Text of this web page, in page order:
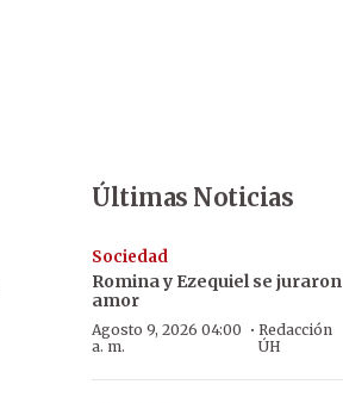
Últimas Noticias
Sociedad
Romina y Ezequiel se juraron
amor
Agosto 9, 2026 04:00
a. m.
·Redacción
ÚH